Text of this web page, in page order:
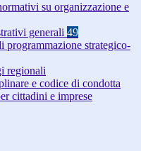
su organizzazione e
generali 49
programmazione strategico-
regionali
e codice di condotta
cittadini e imprese